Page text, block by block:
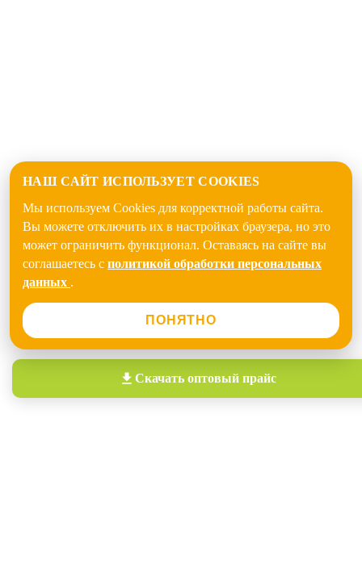
НАШ САЙТ ИСПОЛЬЗУЕТ COOKIES
Мы используем Cookies для корректной работы сайта.
Вы можете отключить их в настройках браузера, но это
может ограничить функционал. Оставаясь на сайте вы
соглашаетесь с политикой обработки персональных
данных .
ПОНЯТНО
Скачать оптовый прайс